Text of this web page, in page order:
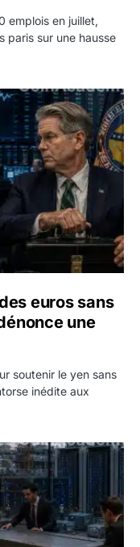
emplois en juillet,
paris sur une hausse
sans prévenir la
euros sans
une
soutenir le yen sans
inédite aux
11 milliards de